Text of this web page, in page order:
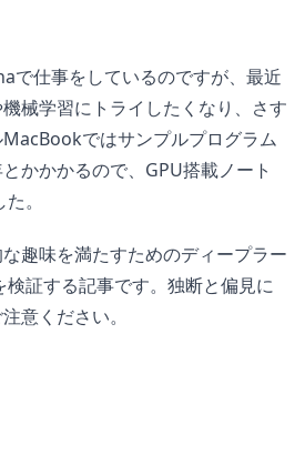
で仕事をしているのですが、最近
械学習にトライしたくなり、さす
ではサンプルプログラム
かかかるので、GPU搭載ノート
。
趣味を満たすためのディープラー
検証する記事です。独断と偏見に
意ください。